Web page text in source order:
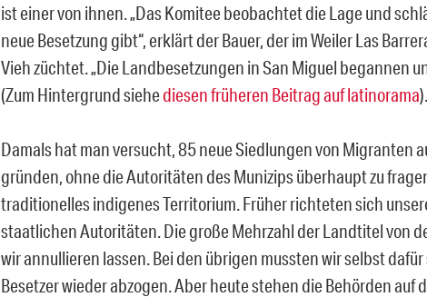
ist einer von ihnen. „Das Komitee beobachtet die Lage und
neue Besetzung gibt“, erklärt der Bauer, der im Weiler Las
Vieh züchtet. „Die Landbesetzungen in San Miguel begannen
(Zum Hintergrund siehediesen früheren Beitrag auf latinorama).
Damals hat man versucht, 85 neue Siedlungen von Migranten
gründen, ohne die Autoritäten des Munizips überhaupt zu
traditionelles indigenes Territorium. Früher richteten sich
staatlichen Autoritäten. Die große Mehrzahl der Landtitel von
wir annullieren lassen. Bei den übrigen mussten wir selbst
Besetzer wieder abzogen. Aber heute stehen die Behörden auf